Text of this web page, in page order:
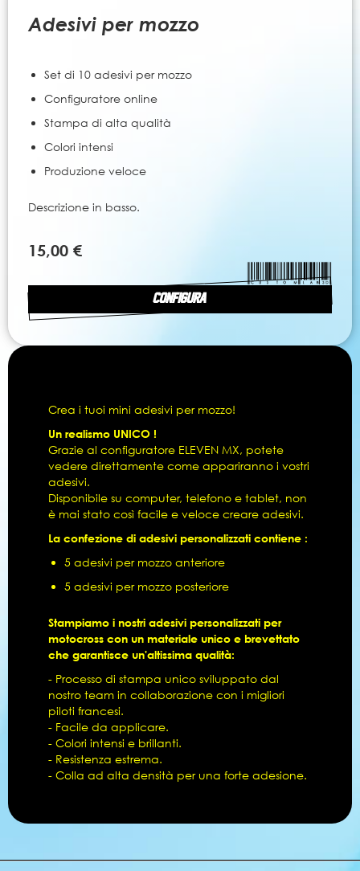
Adesivi per mozzo
Set di 10 adesivi per mozzo
Configuratore online
Stampa di alta qualità
Colori intensi
Produzione veloce
Descrizione in basso.
CONFIGURA
15,00 €
della
galleria
Crea i tuoi mini adesivi per mozzo!
Un realismo UNICO !
Grazie al configuratore ELEVEN MX, potete
vedere direttamente come appariranno i vostri
adesivi.
Disponibile su computer, telefono e tablet, non
è mai stato così facile e veloce creare adesivi.
La confezione di adesivi personalizzati contiene :
5 adesivi per mozzo anteriore
5 adesivi per mozzo posteriore
Stampiamo i nostri adesivi personalizzati per
motocross con un materiale unico e brevettato
che garantisce un'altissima qualità:
- Processo di stampa unico sviluppato dal
nostro team in collaborazione con i migliori
piloti francesi.
- Facile da applicare.
- Colori intensi e brillanti.
- Resistenza estrema.
- Colla ad alta densità per una forte adesione.